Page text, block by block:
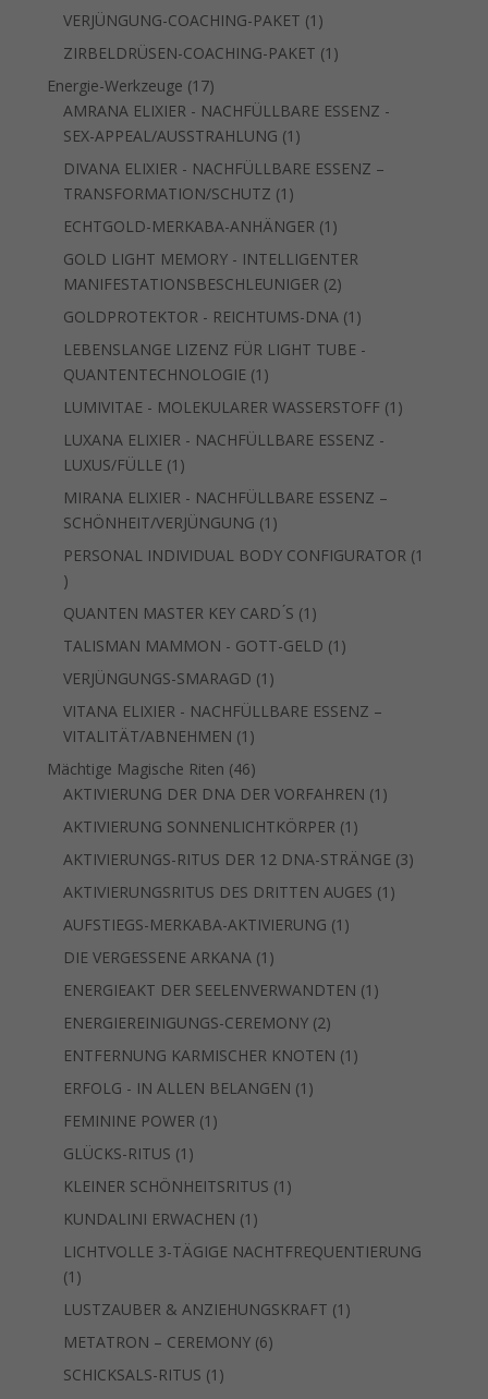
Produkt
VERJÜNGUNG-COACHING-PAKET 1 1
Produkt
ZIRBELDRÜSEN-COACHING-PAKET 1 1
Energie-Werkzeuge 1717
Produkte
AMRANA ELIXIER - NACHFÜLLBARE ESSENZ -
SEX-APPEAL/AUSSTRAHLUNG 1 1
Produkt
DIVANA ELIXIER - NACHFÜLLBARE ESSENZ –
TRANSFORMATION/SCHUTZ 1 1
Produkt
ECHTGOLD-MERKABA-ANHÄNGER 1 1
Produkt
GOLD LIGHT MEMORY - INTELLIGENTER
MANIFESTATIONSBESCHLEUNIGER 22
Produkte
GOLDPROTEKTOR - REICHTUMS-DNA 1 1
Produkt
LEBENSLANGE LIZENZ FÜR LIGHT TUBE -
QUANTENTECHNOLOGIE 1 1
Produkt
LUMIVITAE - MOLEKULARER WASSERSTOFF 1 1
LUXANA ELIXIER - NACHFÜLLBARE ESSENZ -
LUXUS/FÜLLE 1 1
Produkt
MIRANA ELIXIER - NACHFÜLLBARE ESSENZ –
SCHÖNHEIT/VERJÜNGUNG 1 1
Produkt
PERSONAL INDIVIDUAL BODY CONFIGURATOR 1
1
Produkt
QUANTEN MASTER KEY CARD ́S 1 1
Produkt
TALISMAN MAMMON - GOTT-GELD 1 1
VERJÜNGUNGS-SMARAGD 1 1
Produkt
VITANA ELIXIER - NACHFÜLLBARE ESSENZ –
VITALITÄT/ABNEHMEN 1 1
Produkt
Mächtige Magische Riten 4646
Produkte
AKTIVIERUNG DER DNA DER VORFAHREN 1 1
AKTIVIERUNG SONNENLICHTKÖRPER 1 1
Produkt
AKTIVIERUNGS-RITUS DER 12 DNA-STRÄNGE 33
AKTIVIERUNGSRITUS DES DRITTEN AUGES 1 1
AUFSTIEGS-MERKABA-AKTIVIERUNG 1 1
DIE VERGESSENE ARKANA 1 1
Produkt
ENERGIEAKT DER SEELENVERWANDTEN 1 1
ENERGIEREINIGUNGS-CEREMONY 22
Produkte
ENTFERNUNG KARMISCHER KNOTEN 1 1
ERFOLG - IN ALLEN BELANGEN 1 1
FEMININE POWER 1 1
GLÜCKS-RITUS 1 1
Produkt
KLEINER SCHÖNHEITSRITUS 1 1
KUNDALINI ERWACHEN 1 1
Produkt
LICHTVOLLE 3-TÄGIGE NACHTFREQUENTIERUNG
1 1
Produkt
LUSTZAUBER & ANZIEHUNGSKRAFT 1 1
METATRON – CEREMONY 66
SCHICKSALS-RITUS 1 1